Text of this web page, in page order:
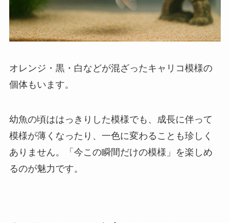
オレンジ・黒・白などが混ざったキャリコ模様の
個体もいます。
幼魚の頃ははっきりした模様でも、成長に伴って
模様が薄くなったり、一色に変わることも珍しく
ありません。「今この瞬間だけの模様」を楽しめ
るのが魅力です。